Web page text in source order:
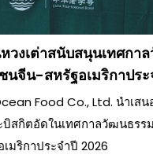
วงเต่าสนับสนุนเทศกา
นจีน-สหรัฐอเมริกาปร
Food Co., Ltd. นำเสน
บิสกิตอัดในเทศกาลวัฒนธรร
มริกาประจำปี 2026